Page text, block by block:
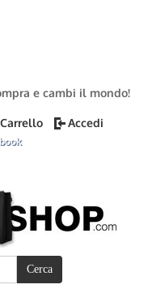
e cambi il mondo!
Carrello Accedi